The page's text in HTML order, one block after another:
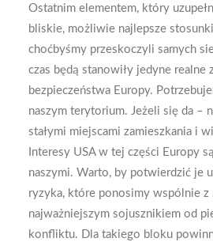
Ostatnim elementem, który
bliskie, możliwie najlepsze
choćbyśmy przeskoczyli samych
czas będą stanowiły jedyne realne
bezpieczeństwa Europy.
naszym terytorium. Jeżeli się da –
stałymi miejscami zamieszkania i
Interesy USA w tej części Europy
naszymi. Warto, by potwierdzić je
ryzyka, które ponosimy wspólnie z
najważniejszym sojusznikiem od
konfliktu. Dla takiego bloku